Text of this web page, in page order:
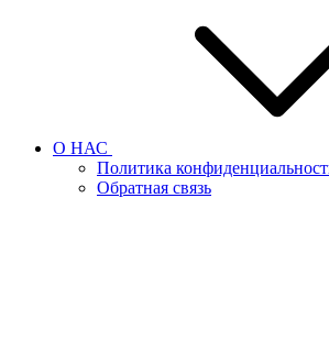
О НАС
Политика
Обратная связь